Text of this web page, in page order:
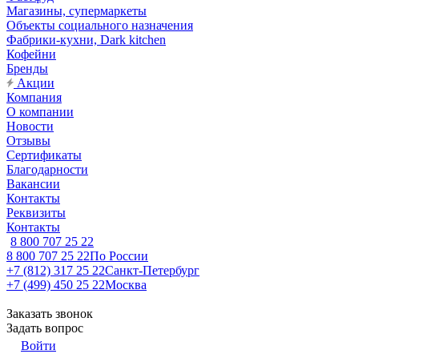
Магазины, супермаркеты
Объекты социального назначения
Фабрики-кухни, Dark kitchen
Кофейни
Бренды
Акции
Компания
О компании
Новости
Отзывы
Сертификаты
Благодарности
Вакансии
Контакты
Реквизиты
Контакты
8 800 707 25 22
8 800 707 25 22По России
+7 (812) 317 25 22Санкт-Петербург
+7 (499) 450 25 22Москва
Заказать звонок
Задать вопрос
Войти